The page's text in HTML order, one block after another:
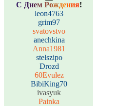
С Днем Рождения!
leon4763
grim97
svatovstvo
anechkina
Anna1981
stelszipo
Drozd
60Evulez
BibiKing70
ivasyuk
Painka